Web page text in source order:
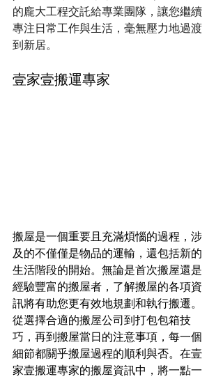
的龐大工程交託給專業團隊，讓您繼續
專注日常工作與生活，毫無壓力地過渡
到新居。
壹家壹搬運專家
搬屋是一個重要且充滿煩惱的過程，涉
及的不僅僅是物品的運輸，還包括新的
生活階段的開始。無論是首次搬屋還是
經驗豐富的搬屋者，了解搬屋的各項資
訊將有助您更有效地規劃和執行搬遷。
從選擇合適的搬屋公司到打包包箱技
巧，再到搬屋當日的注意事項，每一個
細節都關乎搬屋過程的順利與否。在壹
家壹搬運專家的搬屋資訊中，將一點一